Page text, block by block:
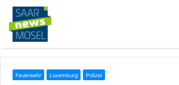
Feuerwehr Luxemburg Polizei